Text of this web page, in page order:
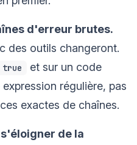
d'erreur brutes.
des outils changeront.
et sur un code
régulière, pas
exactes de chaînes.
de la